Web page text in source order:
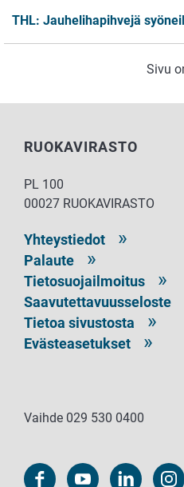
THL: Jauhelihapihvejä
Sivu
RUOKAVIRASTO
PL 100
00027 RUOKAVIRASTO
Yhteystiedot
Palaute
Tietosuojailmoitus
Saavutettavuusseloste
Tietoa sivustosta
Evästeasetukset
Vaihde 029 530 0400